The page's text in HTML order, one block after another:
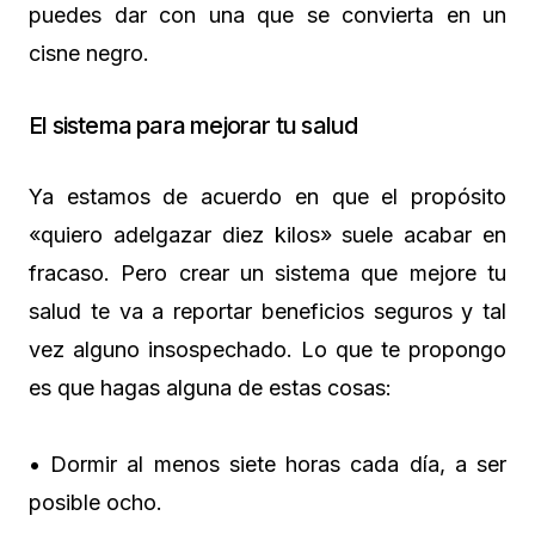
puedes dar con una que se convierta en un
cisne negro.
El sistema para mejorar tu salud
Ya estamos de acuerdo en que el propósito
«quiero adelgazar diez kilos» suele acabar en
fracaso. Pero crear un sistema que mejore tu
salud te va a reportar beneficios seguros y tal
vez alguno insospechado. Lo que te propongo
es que hagas alguna de estas cosas:
• Dormir al menos siete horas cada día, a ser
posible ocho.